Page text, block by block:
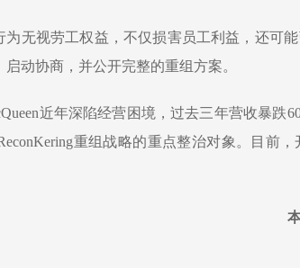
无视劳工权益，不仅损害员工利益，还可
动协商，并公开完整的重组方案。
近年深陷经营困境，过去三年营收暴
重组战略的重点整治对象。目前